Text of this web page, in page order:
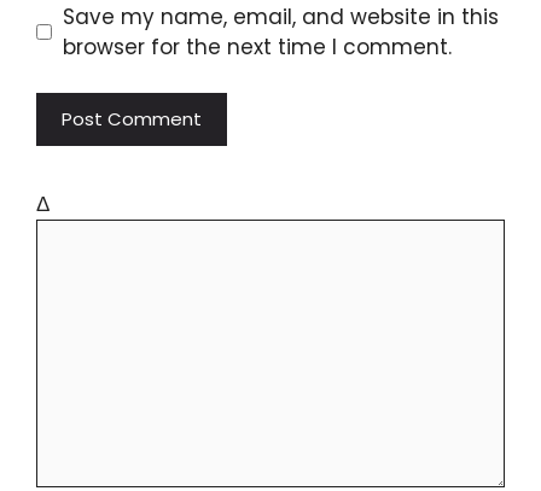
Save my name, email, and website in this
browser for the next time I comment.
Δ